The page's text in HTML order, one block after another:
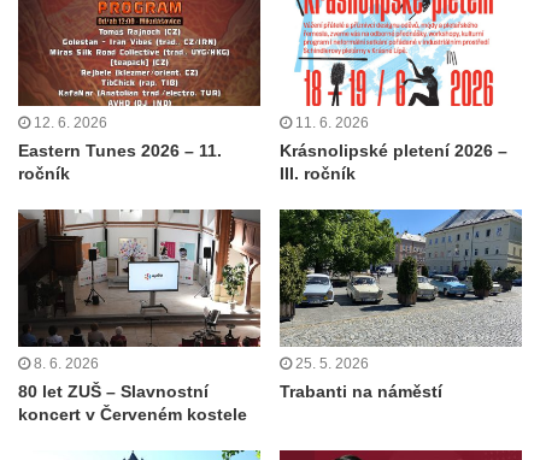
12. 6. 2026
Eastern Tunes 2026 – 11.
ročník
11. 6. 2026
Krásnolipské pletení 2026 –
III. ročník
8. 6. 2026
80 let ZUŠ – Slavnostní
koncert v Červeném kostele
25. 5. 2026
Trabanti na náměstí